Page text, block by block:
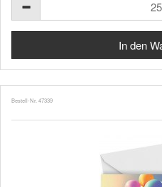
Bestell-Nr. 47339